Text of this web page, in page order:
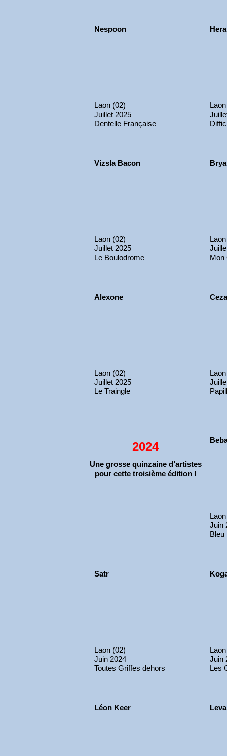
Nespoon
Laon (02)
Juillet 2025
Dentelle Française
Vizsla Bacon
Laon (02)
Juillet 2025
Le Boulodrome
Mon
Alexone
Laon (02)
Juillet 2025
Le Traingle
2024
Une grosse quinzaine d’artistes
pour cette troisième édition !
Juin
Bleu
Satr
Laon (02)
Juin 2024
Toutes Griffes dehors
Juin
Les
Léon Keer